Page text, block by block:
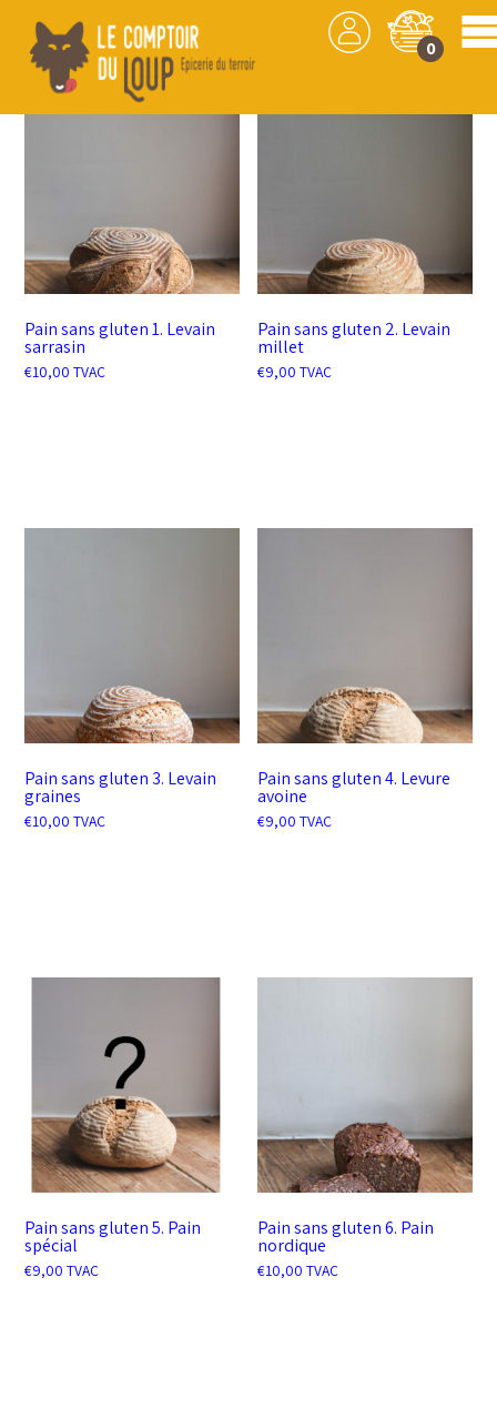
0
7 résultats affichés
Pain sans gluten 1. Levain
sarrasin
€10,00 TVAC
Pain sans gluten 2. Levain
millet
€9,00 TVAC
Pain sans gluten 3. Levain
graines
€10,00 TVAC
Pain sans gluten 4. Levure
avoine
€9,00 TVAC
Pain sans gluten 5. Pain
spécial
€9,00 TVAC
Pain sans gluten 6. Pain
nordique
€10,00 TVAC